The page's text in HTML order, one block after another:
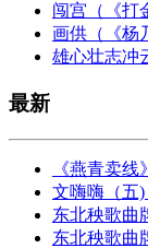
闯宫（《打
画供（《杨
雄心壮志冲
最新
《燕青卖
文嗨嗨（五)
东北秧歌曲
东北秧歌曲